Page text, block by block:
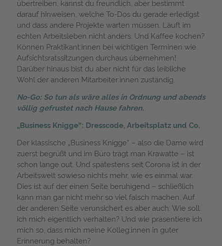
übertreiben, kannst du freundlich, aber bestimmt
darauf hinweisen, welche To-Dos du gerade erledigst
und dass andere Projekte warten müssen. Läuft im
echten Arbeitsleben nicht anders. Und Kaffee kochen?
Können Praktikant:innen bei wichtigen Terminen wie
Aufsichtsratssitzungen durchaus übernehmen!
Darüber hinaus bist du aber nicht für das leibliche
Wohl der anderen Mitarbeiter:innen zuständig.
No-Go: So tun als wäre alles in Ordnung und abends
völlig gefrustet nach Hause fahren.
„Business Knigge“: Dresscode, Arbeitsplatz und Co.
Der klassische „Business Knigge“ – also die Dame wird
zuerst begrüßt und im Büro trägt man Krawatte – ist
schon lange out. Und spätestens seit Corona ist in der
Arbeitswelt sowieso nichts mehr, wie es einmal war.
Dies ist auf der einen Seite beruhigend – schließlich
kann man gar nicht mehr so viel falsch machen. Auf
der anderen Seite verunsichert es aber auch: Wie soll
ich mich eigentlich verhalten? Und wie präsentiere ich
mich so, dass mich meine Kolleg:innen in guter
Erinnerung behalten?